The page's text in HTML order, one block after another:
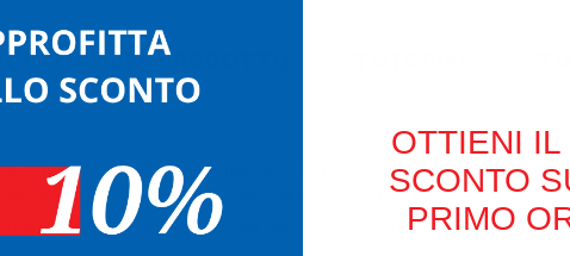
DEL PRODOTTO
e nel microonde; per congelare. Per la conservazione dei cibi
e veloce. I contenitori sono pratici e igienici, proteggono il
bakery. Ottime per take-away, pic-nic, catering,
OTTIENI IL
SCONTO
PRIMO